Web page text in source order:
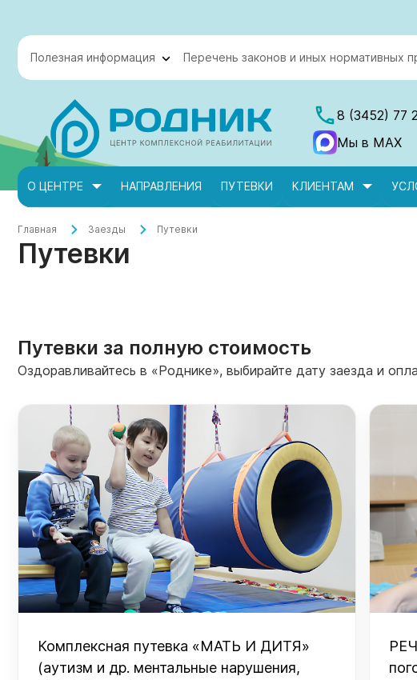
Полезная информация Перечень законов и иных нормативных
8 (3452) 77
Мы в MAX
О ЦЕНТРЕ НАПРАВЛЕНИЯ ПУТЕВКИ КЛИЕНТАМ
Главная Заезды Путевки
Путевки
Путевки за полную стоимость
Оздоравливайтесь в «Роднике», выбирайте дату заезда и
Комплексная путевка «МАТЬ И ДИТЯ»
(аутизм и др. ментальные нарушения,